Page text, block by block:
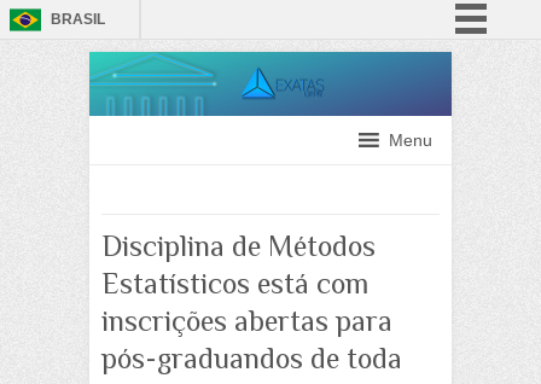
BRASIL
Participe
Canais
Menu
Disciplina de Métodos
Estatísticos está com
inscrições abertas para
pós-graduandos de toda